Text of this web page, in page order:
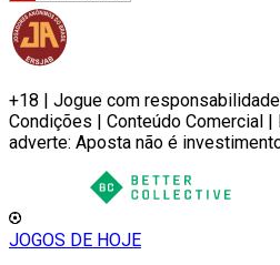
+18 | Jogue com
Condições | Conteúdo Comercial
adverte: Aposta não é
JOGOS DE HOJE